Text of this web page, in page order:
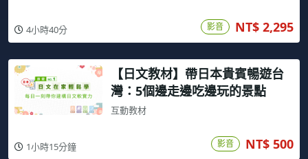
4小時40分 影音 NT$ 2,295
【日文教材】帶日本貴賓暢遊台
灣：5個邊走邊吃邊玩的景點
互動教材
1小時15分鐘 影音 NT$ 500